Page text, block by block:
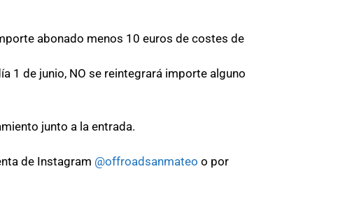
abonado menos 10 euros de costes de
1 de junio, NO se reintegrará importe alguno
junto a la entrada.
de Instagram @offroadsanmateo o por